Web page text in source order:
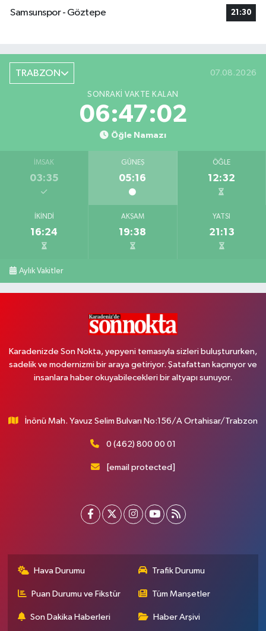
Samsunspor - Göztepe
21:30
TRABZON 07.08.2026
SONRAKI VAKTE KALAN
06:47:01
Öğle Namazı
İMSAK
03:35
GÜNEŞ
05:16
ÖĞLE
12:32
İKINDI
16:24
AKŞAM
19:38
YATSI
21:13
Aylık Vakitler
Karadenizde Son Nokta, yepyeni temasıyla sizleri buluştururken,
sadelik ve modernizmi bir araya getiriyor. Şatafattan kaçınıyor ve
insanlara haber okuyabilecekleri bir altyapı sunuyor.
İnönü Mah. Yavuz Selim Bulvarı No:156/A Ortahisar/Trabzon
0 (462) 800 00 01
[email protected]
Hava Durumu Trafik Durumu
Puan Durumu ve Fikstür Tüm Manşetler
Son Dakika Haberleri Haber Arşivi